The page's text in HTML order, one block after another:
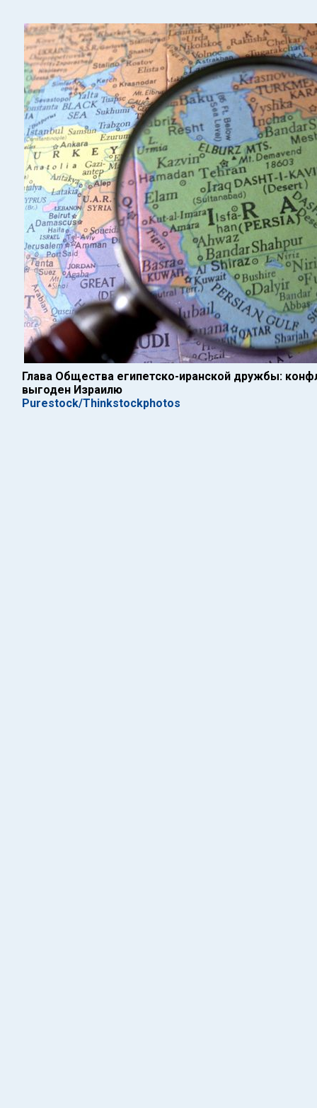
Глава Общества египетско-иранской дружбы:
выгоден Израилю
Purestock/Thinkstockphotos